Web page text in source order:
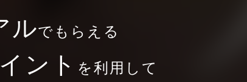
ルでもらえる
ント を利用して